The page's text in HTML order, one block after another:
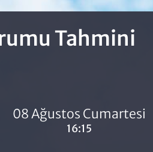
Tahmini
08 Ağustos Cumartesi
16:15